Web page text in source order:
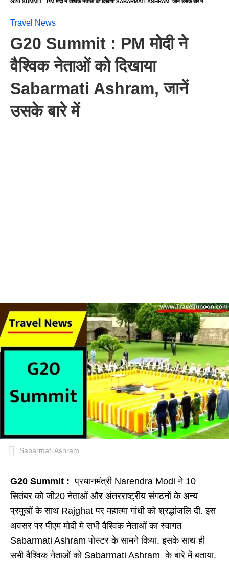
G20 SUMMIT : PM मोदी ने वैश्विक नेताओं को दिखाया SABARMATI ASHRAM, जानें उसके बारे में
Travel News
G20 Summit : PM मोदी ने
वैश्विक नेताओं को दिखाया
Sabarmati Ashram, जानें
उसके बारे में
Sabarmati Ashram
G20 Summit : प्रधानमंत्री Narendra Modi ने 10
सितंबर को जी20 नेताओं और अंतरराष्ट्रीय संगठनों के अन्य
प्रमुखों के साथ Rajghat पर महात्मा गांधी को श्रद्धांजलि दी. इस
अवसर पर पीएम मोदी मे सभी वैश्विक नेताओं का स्वागत
Sabarmati Ashram पोस्टर के सामने किया. इसके साथ ही
सभी वैश्विक नेताओं को Sabarmati Ashram के बारे में बताया.